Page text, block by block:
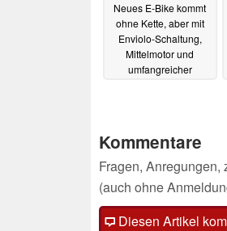
Neues E-Bike kommt
ohne Kette, aber mit
Enviolo-Schaltung,
Mittelmotor und
umfangreicher
Kommentare
Fragen,
(auch ohne
Diesen Artikel